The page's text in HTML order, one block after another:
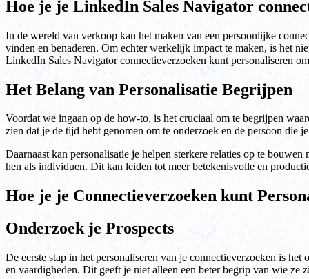
Hoe je je LinkedIn Sales Navigator
In de wereld van verkoop kan het maken van een persoonlijke
vinden en benaderen. Om echter werkelijk impact te maken, is het
LinkedIn Sales Navigator connectieverzoeken kunt personaliseren
Het Belang van Personalisatie Begrijpen
Voordat we ingaan op de how-to, is het cruciaal om te begrijpen
zien dat je de tijd hebt genomen om te onderzoek en de persoon die
Daarnaast kan personalisatie je helpen sterkere relaties op te
hen als individuen. Dit kan leiden tot meer betekenisvolle en
Hoe je je Connectieverzoeken kunt
Onderzoek je Prospects
De eerste stap in het personaliseren van je connectieverzoeken is
en vaardigheden. Dit geeft je niet alleen een beter begrip van wie